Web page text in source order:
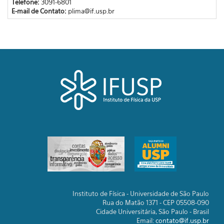
Telefone: 3091-6801
E-mail de Contato: plima@if.usp.br
Instituto de Física - Universidade de São Paulo
Rua do Matão 1371 - CEP 05508-090
Cidade Universitária, São Paulo - Brasil
Email:contato@if.usp.br